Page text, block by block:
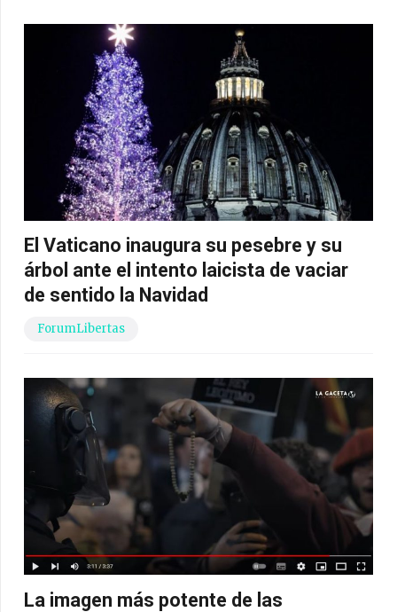
El Vaticano inaugura su pesebre y su
árbol ante el intento laicista de vaciar
de sentido la Navidad
ForumLibertas
La imagen más potente de las